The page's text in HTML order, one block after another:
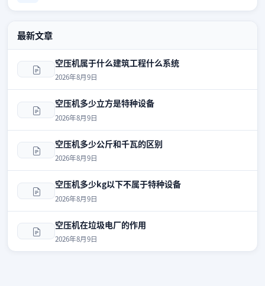
最新文章
空压机属于什么建筑工程什么系统
2026年8月9日
空压机多少立方是特种设备
2026年8月9日
空压机多少公斤和千瓦的区别
2026年8月9日
空压机多少kg以下不属于特种设备
2026年8月9日
空压机在垃圾电厂的作用
2026年8月9日